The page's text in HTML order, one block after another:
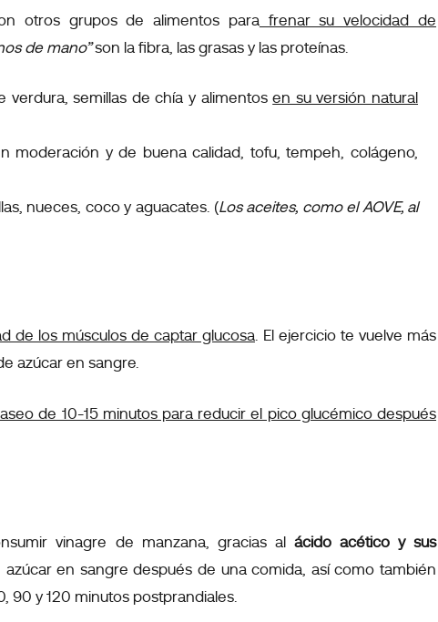
otros grupos de alimentos parafrenar su velocidad de
de mano”son la fibra, las grasas y las proteínas.
verdura, semillas de chía y alimentosen su versión natural
moderación y de buena calidad, tofu, tempeh, colágeno,
nueces, coco y aguacates. (Los aceites, como el AOVE, al
de los músculos de captar glucosa. El ejercicio te vuelve más
azúcar en sangre.
de 10-15 minutos para reducir el pico glucémico después
vinagre de manzana, gracias al ácido acético y sus
en sangre después de una comida, así como también
90 y 120 minutos postprandiales.